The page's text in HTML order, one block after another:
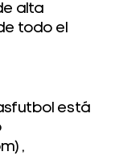
alta
todo el
está
,